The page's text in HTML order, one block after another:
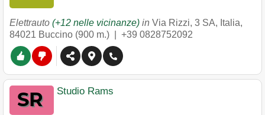
Elettrauto (+12 nelle vicinanze) in Via Rizzi, 3 SA, Italia,
84021 Buccino (900 m.) | +39 0828752092
Studio Rams